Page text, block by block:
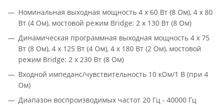
Номинальная выходная мощность 4 х 60 Вт (8 Ом), 4 х 80
Вт (4 Ом), мостовой режим Bridge: 2 х 130 Вт (8 Ом)
Динамическая программная выходная мощность 4 х 75
Вт (8 Ом), 4 х 125 Вт (4 Ом), 4 х 180 Вт (2 Ом), мостовой
режим Bridge: 2 х 230 Вт (8 Ом)
Входной импеданс/чувствительность 10 кОм/1 В (при 4
Ом)
Диапазон воспроизводимых частот 20 Гц - 40000 Гц